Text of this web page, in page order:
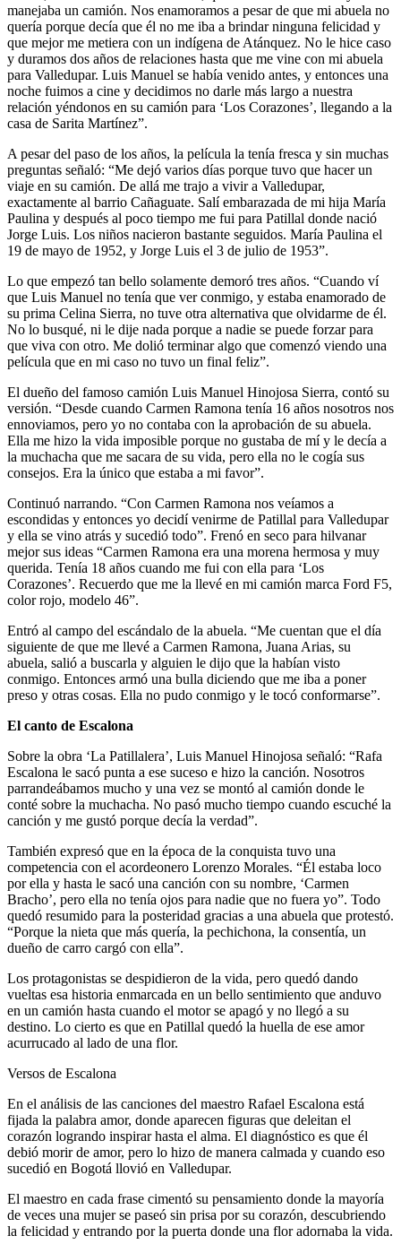
manejaba un camión. Nos enamoramos a pesar de que mi abuela no
quería porque decía que él no me iba a brindar ninguna felicidad y
que mejor me metiera con un indígena de Atánquez. No le hice caso
y duramos dos años de relaciones hasta que me vine con mi abuela
para Valledupar. Luis Manuel se había venido antes, y entonces una
noche fuimos a cine y decidimos no darle más largo a nuestra
relación yéndonos en su camión para ‘Los Corazones’, llegando a la
casa de Sarita Martínez”.
A pesar del paso de los años, la película la tenía fresca y sin muchas
preguntas señaló: “Me dejó varios días porque tuvo que hacer un
viaje en su camión. De allá me trajo a vivir a Valledupar,
exactamente al barrio Cañaguate. Salí embarazada de mi hija María
Paulina y después al poco tiempo me fui para Patillal donde nació
Jorge Luis. Los niños nacieron bastante seguidos. María Paulina el
19 de mayo de 1952, y Jorge Luis el 3 de julio de 1953”.
Lo que empezó tan bello solamente demoró tres años. “Cuando ví
que Luis Manuel no tenía que ver conmigo, y estaba enamorado de
su prima Celina Sierra, no tuve otra alternativa que olvidarme de él.
No lo busqué, ni le dije nada porque a nadie se puede forzar para
que viva con otro. Me dolió terminar algo que comenzó viendo una
película que en mi caso no tuvo un final feliz”.
El dueño del famoso camión Luis Manuel Hinojosa Sierra, contó su
versión. “Desde cuando Carmen Ramona tenía 16 años nosotros nos
ennoviamos, pero yo no contaba con la aprobación de su abuela.
Ella me hizo la vida imposible porque no gustaba de mí y le decía a
la muchacha que me sacara de su vida, pero ella no le cogía sus
consejos. Era la único que estaba a mi favor”.
Continuó narrando. “Con Carmen Ramona nos veíamos a
escondidas y entonces yo decidí venirme de Patillal para Valledupar
y ella se vino atrás y sucedió todo”. Frenó en seco para hilvanar
mejor sus ideas “Carmen Ramona era una morena hermosa y muy
querida. Tenía 18 años cuando me fui con ella para ‘Los
Corazones’. Recuerdo que me la llevé en mi camión marca Ford F5,
color rojo, modelo 46”.
Entró al campo del escándalo de la abuela. “Me cuentan que el día
siguiente de que me llevé a Carmen Ramona, Juana Arias, su
abuela, salió a buscarla y alguien le dijo que la habían visto
conmigo. Entonces armó una bulla diciendo que me iba a poner
preso y otras cosas. Ella no pudo conmigo y le tocó conformarse”.
El canto de Escalona
Sobre la obra ‘La Patillalera’, Luis Manuel Hinojosa señaló: “Rafa
Escalona le sacó punta a ese suceso e hizo la canción. Nosotros
parrandeábamos mucho y una vez se montó al camión donde le
conté sobre la muchacha. No pasó mucho tiempo cuando escuché la
canción y me gustó porque decía la verdad”.
También expresó que en la época de la conquista tuvo una
competencia con el acordeonero Lorenzo Morales. “Él estaba loco
por ella y hasta le sacó una canción con su nombre, ‘Carmen
Bracho’, pero ella no tenía ojos para nadie que no fuera yo”. Todo
quedó resumido para la posteridad gracias a una abuela que protestó.
“Porque la nieta que más quería, la pechichona, la consentía, un
dueño de carro cargó con ella”.
Los protagonistas se despidieron de la vida, pero quedó dando
vueltas esa historia enmarcada en un bello sentimiento que anduvo
en un camión hasta cuando el motor se apagó y no llegó a su
destino. Lo cierto es que en Patillal quedó la huella de ese amor
acurrucado al lado de una flor.
Versos de Escalona
En el análisis de las canciones del maestro Rafael Escalona está
fijada la palabra amor, donde aparecen figuras que deleitan el
corazón logrando inspirar hasta el alma. El diagnóstico es que él
debió morir de amor, pero lo hizo de manera calmada y cuando eso
sucedió en Bogotá llovió en Valledupar.
El maestro en cada frase cimentó su pensamiento donde la mayoría
de veces una mujer se paseó sin prisa por su corazón, descubriendo
la felicidad y entrando por la puerta donde una flor adornaba la vida.